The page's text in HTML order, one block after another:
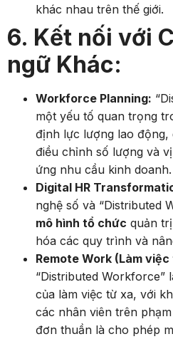
khác nhau trên thế giới.
6. Kết nối với
ngữ Khác:
Workforce Planning:
một yếu tố quan trọng
định lực lượng lao
điều chỉnh số lượng và
ứng nhu cầu kinh doanh.
Digital HR
nghệ số và “Distributed
mô hình tổ chức quản
hóa các quy trình và
Remote Work (Làm
“Distributed Workforce”
của làm việc từ xa, với
các nhân viên trên
đơn thuần là cho phép